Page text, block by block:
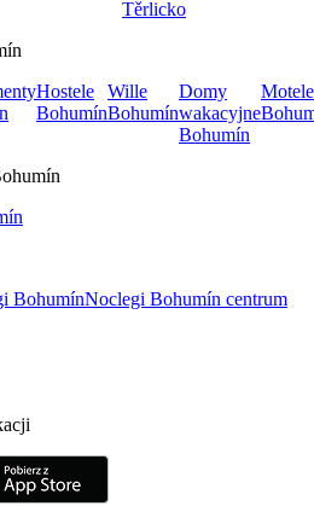
Těrlicko
Hostele
Bohumín
Wille
Bohumín
Domy
wakacyjne
Bohumín
Motele
BohumínNoclegi Bohumín centrum